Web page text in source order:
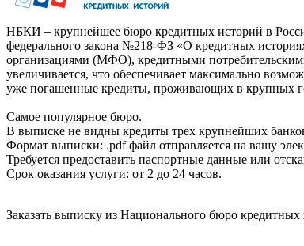
НБКИ – крупнейшее бюро кредитных историй в
федерального закона №218-ФЗ «О кредитных
организациями (МФО), кредитными
увеличивается, что обеспечивает максимально
уже погашенные кредиты, проживающих в крупных
Самое популярное бюро.
В выписке не видны кредиты трех крупнейших
Формат выписки: .pdf файл отправляется на вашу
Требуется предоставить паспортные данные или
Срок оказания услуги: от 2 до 24 часов.
Заказать выписку из Национального бюро кредитных